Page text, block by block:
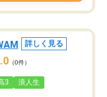
詳しく見る
（0件）
3 浪人生